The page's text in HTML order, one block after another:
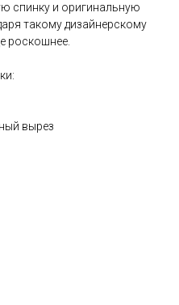
спинку и оригинальную
такому дизайнерскому
роскошнее.
вырез